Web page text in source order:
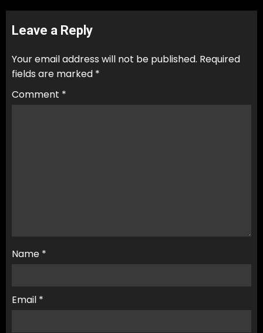
Leave a Reply
Your email address will not be published. Required
fields are marked *
Comment *
Name *
Email *